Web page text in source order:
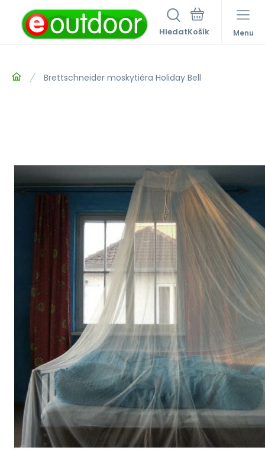
Hledat Menu
Brettschneider moskytiéra Holiday Bell